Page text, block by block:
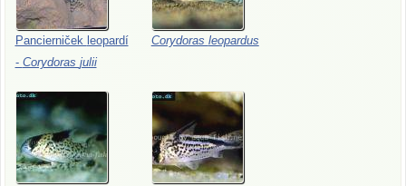
Pancierniček leopardí
- Corydoras julii
Corydoras leopardus